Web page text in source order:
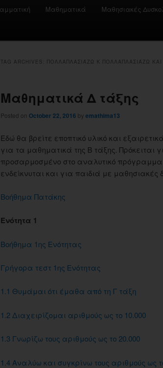
Μαθηματικά Μαθησιακές
TAG ARCHIVES: ΠΟΛΛΑΠΛΑΣΙΆΖΩ Κ ΠΟΛΛΑΠΛΑΣΙΆΖΩ ΚΑΙ
Μαθηματικά Δ τάξης
Posted on October 22, 2016 by emathima13
Εδώ θα βρείτε εποπτικό υλικό και
για τα μαθηματικά της Β τάξης. Πρόκειται
προσαρμοσμένο στο αναλυτικό πρόγραμμα
ενδείκνυται και για παιδιά με μαθησιακές
Βοήθημα Πατάκης
Ενότητα 1
Βοήθημα 1ης Ενότητας
Γρήγορα τεστ 1ης Ενότητας
1.1 Θυμάμαι ότι έμαθα από τη Γ τάξη
1.2 Διαχειρίζομαι αριθμούς ως το 10.000
1.3 Γνωρίζω τους αριθμούς ως το 20.000
1.4 Αναλύω και συγκρίνω τους αριθμούς ως